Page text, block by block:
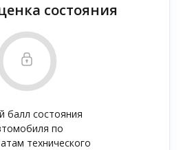
состояния
балл состояния
по
технического